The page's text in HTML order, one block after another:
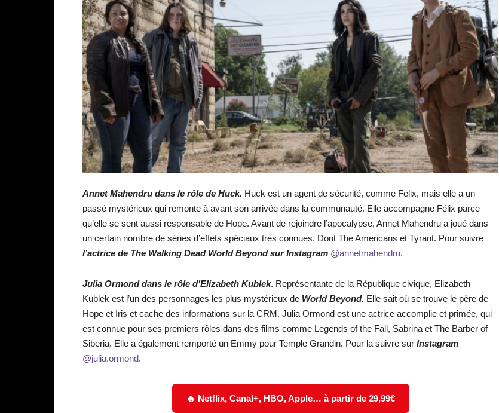
Annet Mahendru dans le rôle de Huck. Huck est un agent de sécurité, comme Felix, mais elle a un
passé mystérieux qui remonte à avant son arrivée dans la communauté. Elle accompagne Félix parce
qu’elle se sent aussi responsable de Hope. Avant de rejoindre l’apocalypse, Annet Mahendru a joué dans
un certain nombre de séries d’effets spéciaux très connues. Dont The Americans et Tyrant. Pour suivre
l’actrice de The Walking Dead World Beyond sur Instagram @annetmahendru.
Julia Ormond dans le rôle d’Elizabeth Kublek. Représentante de la République civique, Elizabeth
Kublek est l’un des personnages les plus mystérieux de World Beyond. Elle sait où se trouve le père de
Hope et Iris et cache des informations sur la CRM. Julia Ormond est une actrice accomplie et primée, qui
est connue pour ses premiers rôles dans des films comme Legends of the Fall, Sabrina et The Barber of
Siberia. Elle a également remporté un Emmy pour Temple Grandin. Pour la suivre sur Instagram
@julia.ormond.
🔥 Netflix, Canal+, HBO, Apple… à partir de 29,99€